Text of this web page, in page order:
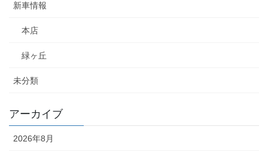
新車情報
本店
緑ヶ丘
未分類
アーカイブ
2026年8月